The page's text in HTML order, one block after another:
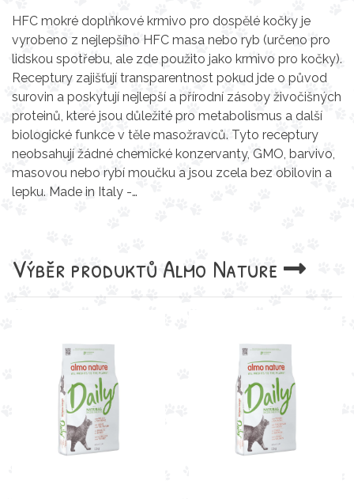
HFC mokré doplňkové krmivo pro dospělé kočky je
vyrobeno z nejlepšího HFC masa nebo ryb (určeno pro
lidskou spotřebu, ale zde použito jako krmivo pro kočky).
Receptury zajišťují transparentnost pokud jde o původ
surovin a poskytují nejlepší a přírodní zásoby živočišných
proteinů, které jsou důležité pro metabolismus a další
biologické funkce v těle masožravců. Tyto receptury
neobsahují žádné chemické konzervanty, GMO, barvivo,
masovou nebo rybí moučku a jsou zcela bez obilovin a
lepku. Made in Italy -…
Výběr produktů Almo Nature